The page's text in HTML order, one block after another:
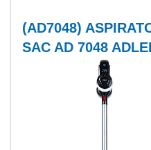
(AD7048)
SAC AD 7048